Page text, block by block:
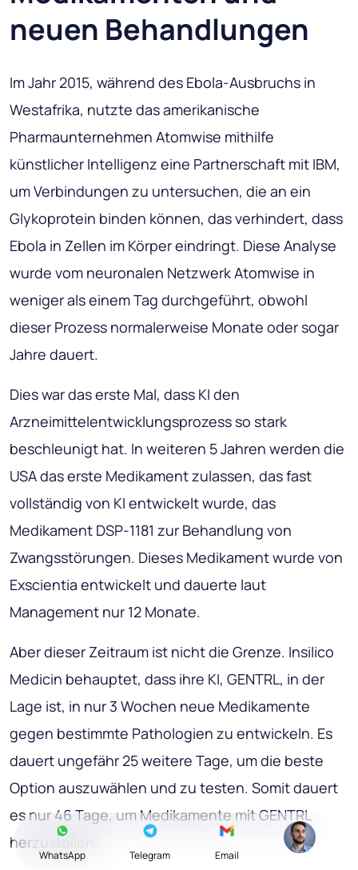
neuen Behandlungen
Im Jahr 2015, während des Ebola-Ausbruchs in
Westafrika, nutzte das amerikanische
Pharmaunternehmen Atomwise mithilfe
künstlicher Intelligenz eine Partnerschaft mit IBM,
um Verbindungen zu untersuchen, die an ein
Glykoprotein binden können, das verhindert, dass
Ebola in Zellen im Körper eindringt. Diese Analyse
wurde vom neuronalen Netzwerk Atomwise in
weniger als einem Tag durchgeführt, obwohl
dieser Prozess normalerweise Monate oder sogar
Jahre dauert.
Dies war das erste Mal, dass KI den
Arzneimittelentwicklungsprozess so stark
beschleunigt hat. In weiteren 5 Jahren werden die
USA das erste Medikament zulassen, das fast
vollständig von KI entwickelt wurde, das
Medikament DSP-1181 zur Behandlung von
Zwangsstörungen. Dieses Medikament wurde von
Exscientia entwickelt und dauerte laut
Management nur 12 Monate.
Aber dieser Zeitraum ist nicht die Grenze. Insilico
Medicin behauptet, dass ihre KI, GENTRL, in der
Lage ist, in nur 3 Wochen neue Medikamente
gegen bestimmte Pathologien zu entwickeln. Es
dauert ungefähr 25 weitere Tage, um die beste
Option auszuwählen und zu testen. Somit dauert
es nur 46 Tage, um Medikamente mit GENTRL
herzustellen.
WhatsApp Telegram Email